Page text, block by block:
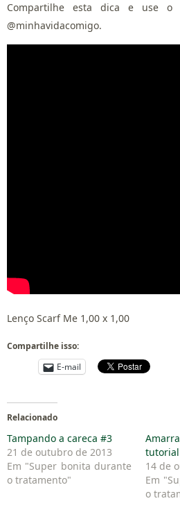
Compartilhe esta dica e use o
@minhavidacomigo.
Lenço Scarf Me 1,00 x 1,00
Compartilhe isso:
E-mail
Relacionado
Tampando a careca #3
21 de outubro de 2013
Em "Super bonita durante
o tratamento"
tutorial
14 de
Em
o